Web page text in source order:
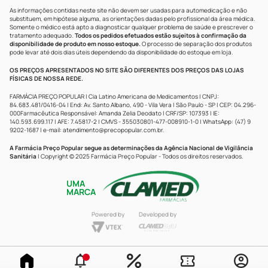
As informações contidas neste site não devem ser usadas para automedicação e não
substituem, em hipótese alguma, as orientações dadas pelo profissional da área médica.
Somente o médico está apto a diagnosticar qualquer problema de saúde e prescrever o
tratamento adequado. Todos os pedidos efetuados estão sujeitos à confirmação da
disponibilidade de produto em nosso estoque.O processo de separação dos produtos
pode levar até dois dias úteis dependendo da disponibilidade do estoque em loja.
OS PREÇOS APRESENTADOS NO SITE SÃO DIFERENTES DOS PREÇOS DAS LOJAS
FÍSICAS DE NOSSA REDE.
FARMÁCIA PREÇO POPULAR | Cia Latino Americana de Medicamentos | CNPJ:
84.683.481/0416-04 | End: Av. Santo Albano, 490 - Vila Vera | São Paulo - SP | CEP: 04.296-
000Farmacêutica Responsável: Amanda Zelia Deodato | CRF/SP: 107393 | IE:
140.593.699.117 | AFE: 7.45817-2 | CMVS - 355030801-477-008910-1-0 | WhatsApp: (47) 9
9202-1687 | e-mail: atendimento@precopopular.com.br.
A Farmácia Preço Popular segue as determinações da Agência Nacional de Vigilância
Sanitária | Copyright © 2025 Farmácia Preço Popular - Todos os direitos reservados.
UMA
MARCA
Powered by Developed by